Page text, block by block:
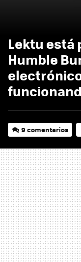
Lektu está
Humble
9 comentarios